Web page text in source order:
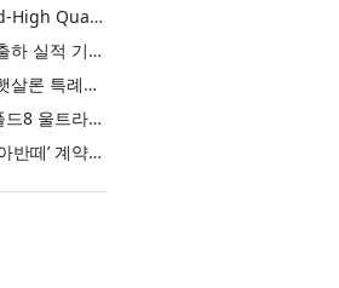
L&F Achieves Record-High Quarterly Shipments, Begins LFP Supply for North American ESS in Q3 Advancing its Two-Track NCM and LFP Growth Strategy
엘앤에프, 분기 최대 출하 실적 기록… 3분기 북미 ESS향 LFP 공급 착수 NCM+LFP ‘2-Track’ 성장 전략 실현
IBK기업은행 ‘i-ONE 햇살론 특례보증’ 출시
삼성전자, ‘갤럭시 Z 폴드8 울트라·폴드8·플립8’과 ‘갤럭시 워치 울트라2·워치9’ 국내 공식 출시
현대자동차 ‘디 올 뉴 아반떼’ 계약 첫날 1만 대 돌파